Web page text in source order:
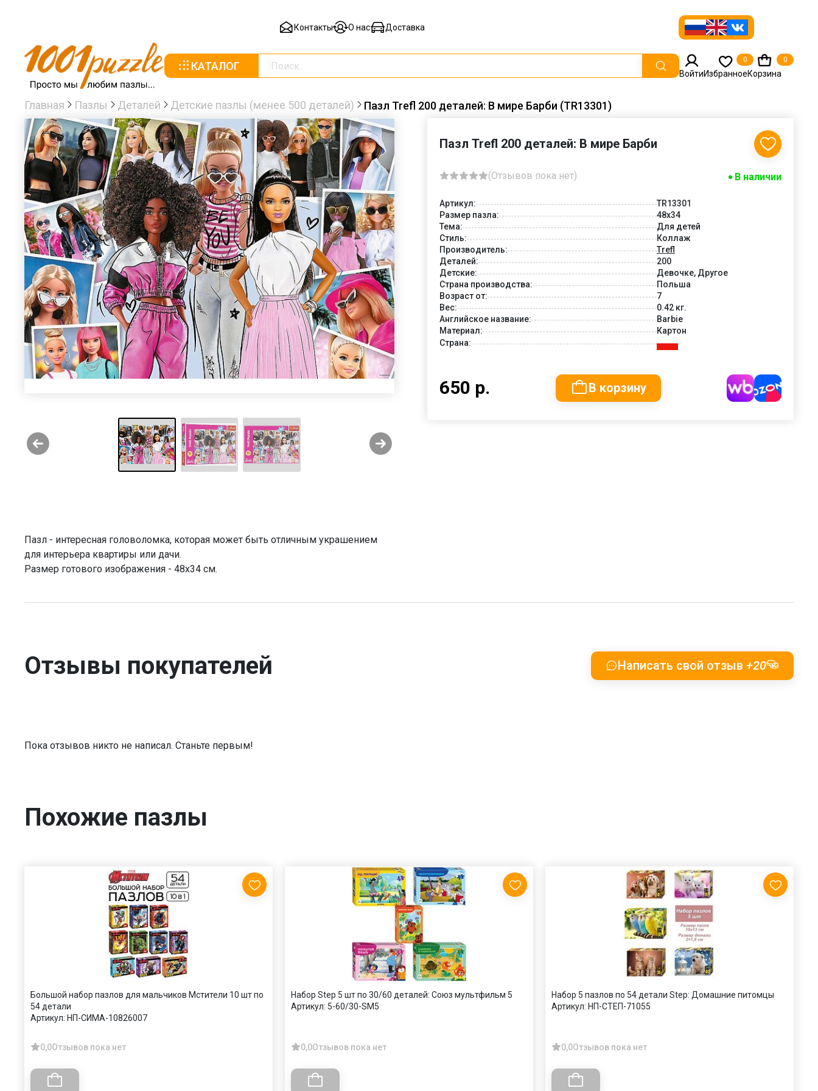
Контакты О нас Доставка
КАТАЛОГ
ВойтиИзбранное
0
Корзина
0
Главная Пазлы Деталей Детские пазлы (менее 500 деталей) Пазл Trefl 200 деталей: В мире Барби (TR13301)
Пазл - интересная головоломка, которая может быть отличным украшением
для интерьера квартиры или дачи.
Размер готового изображения - 48х34 см.
Пазл Trefl 200 деталей: В мире Барби
(Отзывов пока нет) В наличии
Артикул:
TR13301
Размер пазла:
48x34
Тема:
Для детей
Стиль:
Коллаж
Производитель:
Trefl
Деталей:
200
Детские:
Девочке, Другое
Страна производства:
Польша
Возраст от:
7
Вес:
0.42 кг.
Английское название:
Barbie
Материал:
Картон
Страна:
650 р. В корзину
Отзывы покупателей Написать свой отзыв +20
Пока отзывов никто не написал. Станьте первым!
Похожие пазлы
Большой набор пазлов для мальчиков Мстители 10 шт по
54 детали
Артикул: НП-СИМА-10826007
0,0Отзывов пока нет
Набор Step 5 шт по 30/60 деталей: Союз мультфильм 5
Артикул: 5-60/30-SM5
0,0Отзывов пока нет
Набор 5 пазлов по 54 детали Step: Домашние питомцы
Артикул: НП-СТЕП-71055
0,0Отзывов пока нет